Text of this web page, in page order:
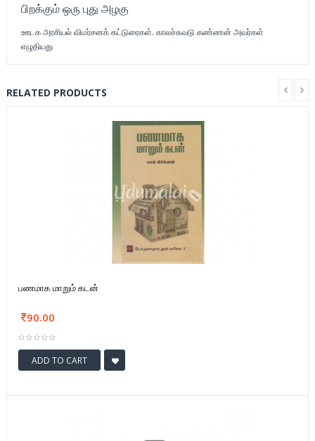
பிறக்கும் ஒரு புது அழகு
ஊடக அரசியல் விமர்சனக் கட்டுரைகள். காலச்சுவடு கண்ணன் அவர்கள்
எழுதியது
RELATED PRODUCTS
பணமாக மாறும் கடன்
90.00
ADD TO CART